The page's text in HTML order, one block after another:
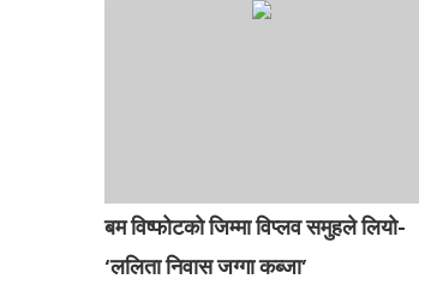
बम विष्फोटको जिम्मा विप्लव समुहले लियो-
‘ललिता निवास जग्गा कब्जा’